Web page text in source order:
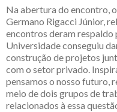
Na abertura do encontro,
Germano Rigacci Júnior,
encontros deram respaldo
Universidade conseguiu
construção de projetos
com o setor privado.
pensamos o nosso futuro,
meio de dois grupos de
relacionados à essa